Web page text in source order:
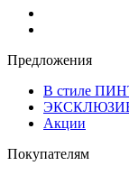
Предложения
В стиле
Акции
Покупателям